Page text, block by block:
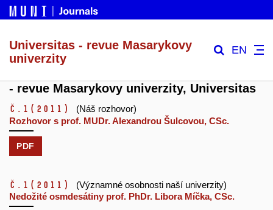
Universitas - revue Masarykovy
univerzity
EN
- revue Masarykovy univerzity, Universitas
č.1 (2011)
(Náš rozhovor)
Rozhovor s prof. MUDr. Alexandrou Šulcovou, CSc.
PDF
č.1 (2011)
(Významné osobnosti naší univerzity)
Nedožité osmdesátiny prof. PhDr. Libora Míčka, CSc.